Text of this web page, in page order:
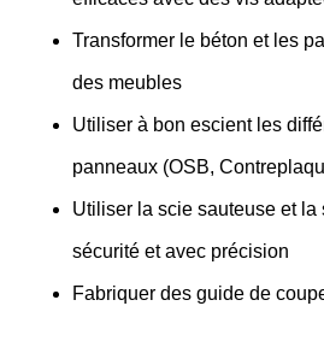
Transformer le béton et les
des meubles
Utiliser à bon escient les
panneaux (OSB,
Utiliser la scie sauteuse et
sécurité et avec précision
​Fabriquer des guide de